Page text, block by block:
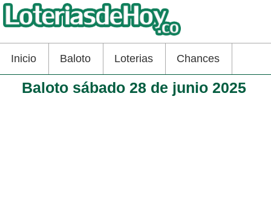
Inicio Baloto Loterias Chances
Baloto sábado 28 de junio 2025